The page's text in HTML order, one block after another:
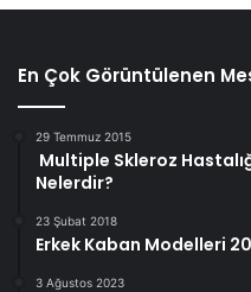
En Çok Görüntülenen
29 Temmuz 2015
Multiple Skleroz
Nelerdir?
23 Şubat 2018
Erkek Kaban Modelleri
3 Ağustos 2023